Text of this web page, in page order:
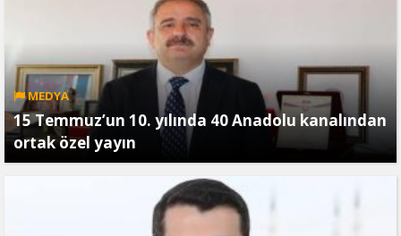
MEDYA
15 Temmuz’un 10. yılında 40 Anadolu kanalından
ortak özel yayın